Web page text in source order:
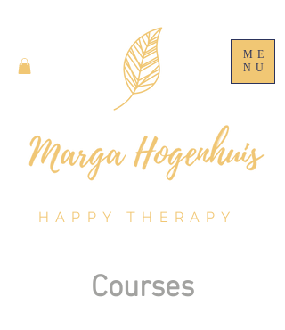
ME
NU
HAPPY THERAPY
Courses